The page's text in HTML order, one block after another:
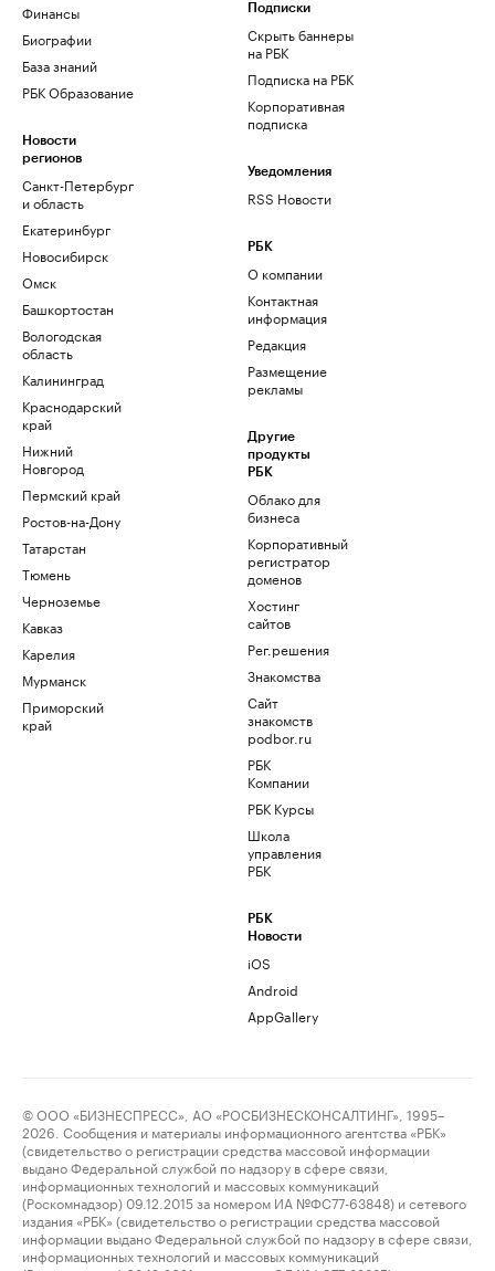
Финансы
Биографии
База знаний
РБК Образование
Новости
регионов
Санкт-Петербург
и область
Екатеринбург
Новосибирск
Омск
Башкортостан
Вологодская
область
Калининград
Краснодарский
край
Нижний
Новгород
Пермский край
Ростов-на-Дону
Татарстан
Тюмень
Черноземье
Кавказ
Карелия
Мурманск
Приморский
край
Подписки
Скрыть баннеры
на РБК
Подписка на РБК
Корпоративная
подписка
Уведомления
RSS Новости
РБК
О компании
Контактная
информация
Редакция
Размещение
рекламы
Другие
продукты
РБК
Облако для
бизнеса
Корпоративный
регистратор
доменов
Хостинг
сайтов
Рег.решения
Знакомства
Сайт
знакомств
podbor.ru
РБК
Компании
РБК Курсы
Школа
управления
РБК
РБК
Новости
iOS
Android
AppGallery
© ООО «БИЗНЕСПРЕСС», АО «РОСБИЗНЕСКОНСАЛТИНГ», 1995–
2026. Сообщения и материалы информационного агентства «РБК»
(свидетельство о регистрации средства массовой информации
выдано Федеральной службой по надзору в сфере связи,
информационных технологий и массовых коммуникаций
(Роскомнадзор) 09.12.2015 за номером ИА №ФС77-63848) и сетевого
издания «РБК» (свидетельство о регистрации средства массовой
информации выдано Федеральной службой по надзору в сфере связи,
информационных технологий и массовых коммуникаций